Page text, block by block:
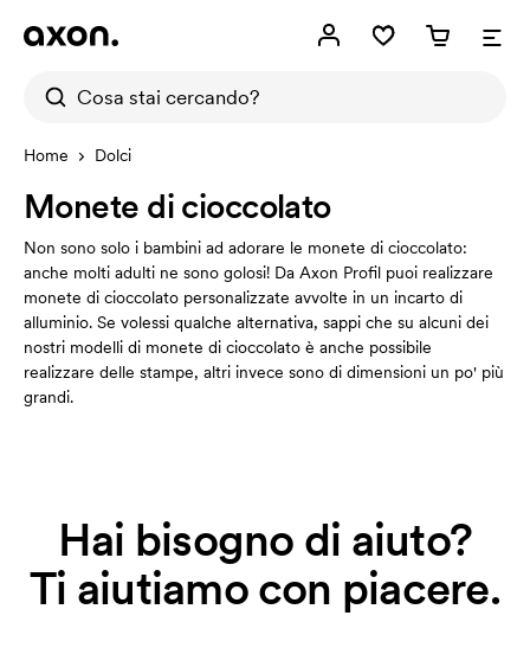
Home Dolci
Monete di cioccolato
Non sono solo i bambini ad adorare le monete di cioccolato:
anche molti adulti ne sono golosi! Da Axon Profil puoi realizzare
monete di cioccolato personalizzate avvolte in un incarto di
alluminio. Se volessi qualche alternativa, sappi che su alcuni dei
nostri modelli di monete di cioccolato è anche possibile
realizzare delle stampe, altri invece sono di dimensioni un po' più
grandi.
Hai bisogno di aiuto?
Ti aiutiamo con piacere.